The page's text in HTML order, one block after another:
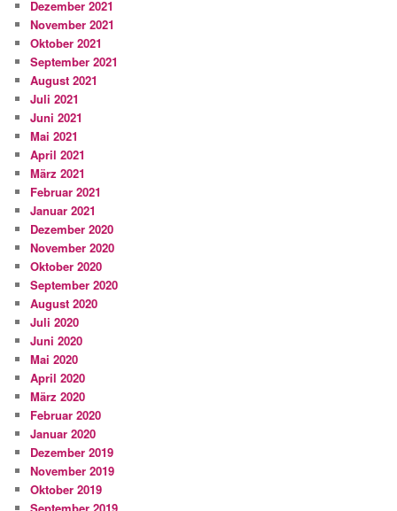
Dezember 2021
November 2021
Oktober 2021
September 2021
August 2021
Juli 2021
Juni 2021
Mai 2021
April 2021
März 2021
Februar 2021
Januar 2021
Dezember 2020
November 2020
Oktober 2020
September 2020
August 2020
Juli 2020
Juni 2020
Mai 2020
April 2020
März 2020
Februar 2020
Januar 2020
Dezember 2019
November 2019
Oktober 2019